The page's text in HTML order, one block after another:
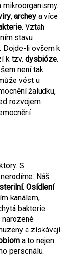
, archey a více
. Vztah
stavu
Dojde-li ovšem k
k tzv. dysbióze.
není tak
vést u
žaludku,
rozvojem
S
Náš
sterilní. Osídlení
kanálem,
bakterie
narozené
a získávají
a to nejen
personálu.